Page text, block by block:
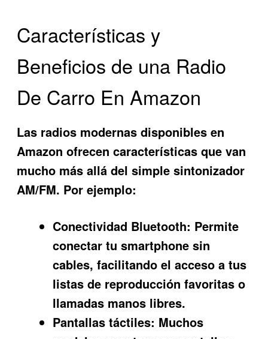
Características y
Beneficios de una Radio
De Carro En Amazon
Las radios modernas disponibles en
Amazon ofrecen características que van
mucho más allá del simple sintonizador
AM/FM. Por ejemplo:
Conectividad Bluetooth: Permite
conectar tu smartphone sin
cables, facilitando el acceso a tus
listas de reproducción favoritas o
llamadas manos libres.
Pantallas táctiles: Muchos